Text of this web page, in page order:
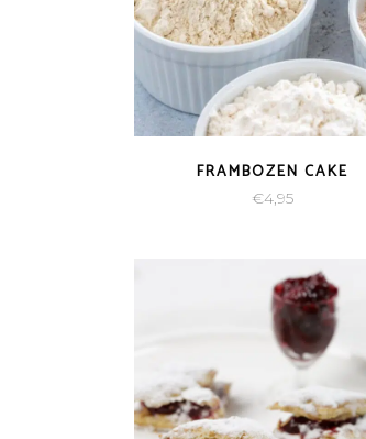
FRAMBOZEN CAKE
€4,95